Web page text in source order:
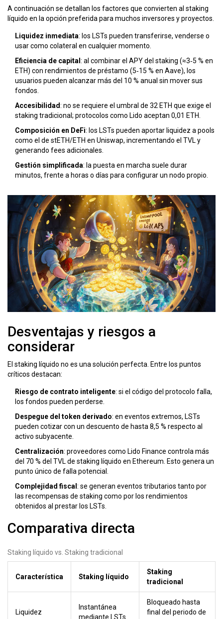
A continuación se detallan los factores que convierten al staking
líquido en la opción preferida para muchos inversores y proyectos.
Liquidez inmediata: los LSTs pueden transferirse, venderse o
usar como colateral en cualquier momento.
Eficiencia de capital : al combinar el APY del staking (≈3‑5 % en
ETH) con rendimientos de préstamo (5‑15 % en Aave), los
usuarios pueden alcanzar más del 10 % anual sin mover sus
fondos.
Accesibilidad: no se requiere el umbral de 32 ETH que exige el
staking tradicional; protocolos como Lido aceptan 0,01 ETH.
Composición en DeFi: los LSTs pueden aportar liquidez a pools
como el de stETH/ETH en Uniswap, incrementando el TVL y
generando fees adicionales.
Gestión simplificada: la puesta en marcha suele durar
minutos, frente a horas o días para configurar un nodo propio.
Desventajas y riesgos a
considerar
El staking líquido no es una solución perfecta. Entre los puntos
críticos destacan:
Riesgo de contrato inteligente: si el código del protocolo falla,
los fondos pueden perderse.
Despegue del token derivado: en eventos extremos, LSTs
pueden cotizar con un descuento de hasta 8,5 % respecto al
activo subyacente.
Centralización: proveedores como Lido Finance controla más
del 70 % del TVL de staking líquido en Ethereum. Esto genera un
punto único de falla potencial.
Complejidad fiscal : se generan eventos tributarios tanto por
las recompensas de staking como por los rendimientos
obtenidos al prestar los LSTs.
Comparativa directa
Staking líquido vs. Staking tradicional
Característica Staking líquido
Staking
tradicional
Liquidez
Instantánea
mediante LSTs
Bloqueado hasta
final del periodo de